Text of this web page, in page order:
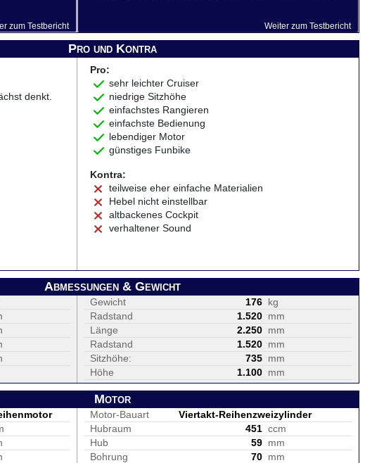
zum Testbericht Weiter zum Testbericht
Pro und Kontra
denkt.
Pro:
sehr leichter Cruiser
niedrige Sitzhöhe
einfachstes Rangieren
einfachste Bedienung
lebendiger Motor
günstiges Funbike
Kontra:
teilweise eher einfache Materialien
Hebel nicht einstellbar
altbackenes Cockpit
verhaltener Sound
Abmessungen & Gewicht
Gewicht 176 kg
Radstand
1.520 mm
Länge
2.250 mm
Radstand
1.520 mm
Sitzhöhe:
735 mm
Höhe
1.100 mm
Motor
Motor-Bauart
Viertakt-Reihenzweizylinder
Hubraum
451 ccm
Hub
59 mm
Bohrung
70 mm